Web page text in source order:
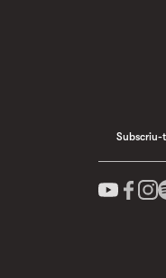
Subscriu-